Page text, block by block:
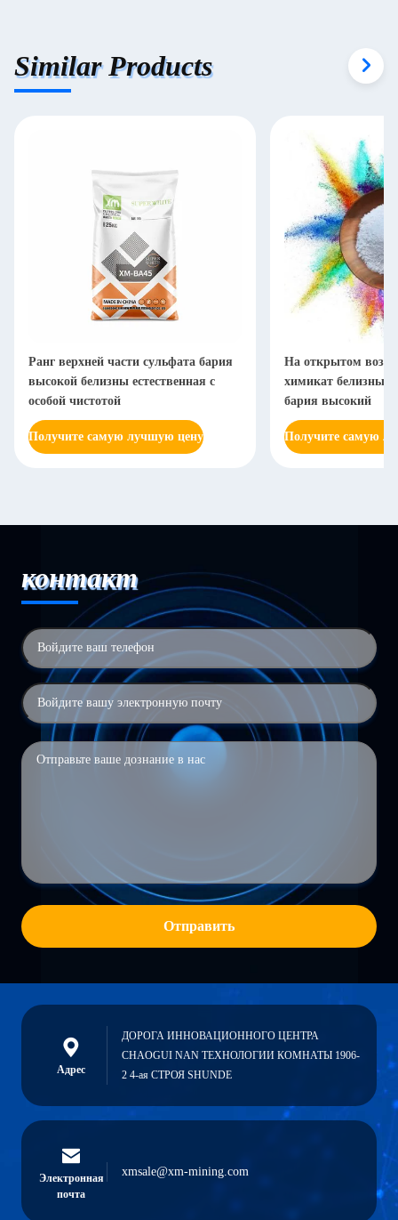
Similar Products
Ранг верхней части сульфата бария
высокой белизны естественная с
особой чистотой
Получите самую лучшую цену
На открытом
химикат белизны
бария высокий
Получите самую
контакт
Отправить
Адрес
ДОРОГА ИННОВАЦИОННОГО ЦЕНТРА
CHAOGUI NAN ТЕХНОЛОГИИ КОМНАТЫ 1906-
2 4-ая СТРОЯ SHUNDE
Электронная
почта
xmsale@xm-mining.com